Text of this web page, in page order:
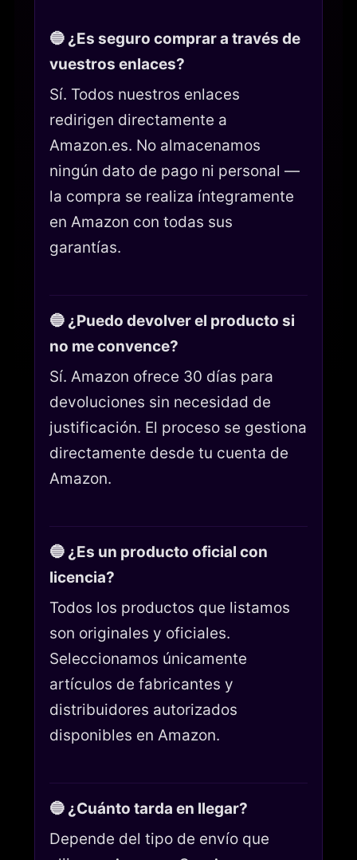
🔵 ¿Es seguro comprar a través de
vuestros enlaces?
Sí. Todos nuestros enlaces
redirigen directamente a
Amazon.es. No almacenamos
ningún dato de pago ni personal —
la compra se realiza íntegramente
en Amazon con todas sus
garantías.
🔵 ¿Puedo devolver el producto si
no me convence?
Sí. Amazon ofrece 30 días para
devoluciones sin necesidad de
justificación. El proceso se gestiona
directamente desde tu cuenta de
Amazon.
🔵 ¿Es un producto oficial con
licencia?
Todos los productos que listamos
son originales y oficiales.
Seleccionamos únicamente
artículos de fabricantes y
distribuidores autorizados
disponibles en Amazon.
🔵 ¿Cuánto tarda en llegar?
Depende del tipo de envío que